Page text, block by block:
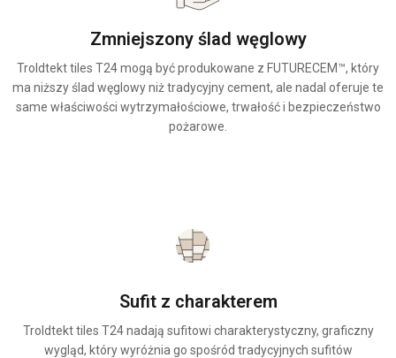
Zmniejszony ślad węglowy
Troldtekt tiles T24 mogą być produkowane z FUTURECEM™, który
ma niższy ślad węglowy niż tradycyjny cement, ale nadal oferuje te
same właściwości wytrzymałościowe, trwałość i bezpieczeństwo
pożarowe.
Sufit z charakterem
Troldtekt tiles T24 nadają sufitowi charakterystyczny, graficzny
wygląd, który wyróżnia go spośród tradycyjnych sufitów